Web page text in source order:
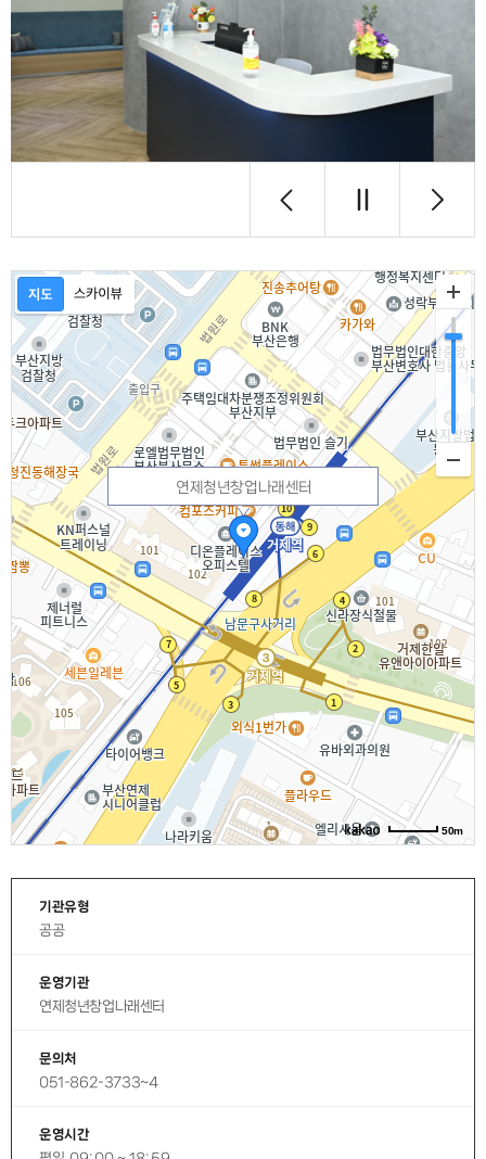
연제청년창업나래센터
50m
기관유형
공공
운영기관
연제청년창업나래센터
문의처
051-862-3733~4
운영시간